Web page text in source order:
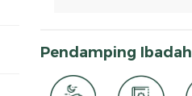
Pendamping Ibadah